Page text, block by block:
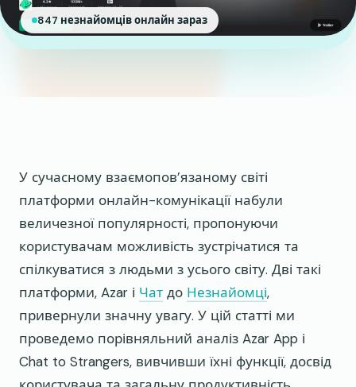
847 незнайомців онлайн зараз
У сучасному взаємопов’язаному світі
платформи онлайн-комунікації набули
величезної популярності, пропонуючи
користувачам можливість зустрічатися та
спілкуватися з людьми з усього світу. Дві такі
платформи, Azar і Чат до Незнайомці,
привернули значну увагу. У цій статті ми
проведемо порівняльний аналіз Azar App і
Chat to Strangers, вивчивши їхні функції, досвід